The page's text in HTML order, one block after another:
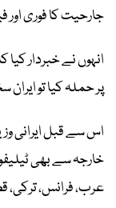
جارحیت کا فوری
انہوں نے خبردار
پر حملہ کیا تو
اس سے قبل ایرانی
خارجہ سے بھی
عرب، فرانس، ترکی،